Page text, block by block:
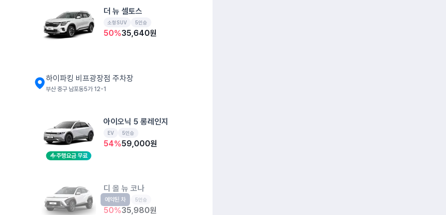
더 뉴 셀토스
소형SUV 5인승
50%35,640원
하이파킹 비프광장점 주차장
부산 중구 남포동5가 12-1
주행요금 무료
아이오닉 5 롱레인지
EV 5인승
54%59,000원
디 올 뉴 코나
소형SUV 5인승
50%35,980원
예약된 차